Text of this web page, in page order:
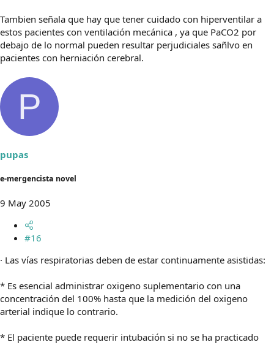
Tambien señala que hay que tener cuidado con hiperventilar a
estos pacientes con ventilación mecánica , ya que PaCO2 por
debajo de lo normal pueden resultar perjudiciales sañlvo en
pacientes con herniación cerebral.
P
pupas
e-mergencista novel
9 May 2005
#16
· Las vías respiratorias deben de estar continuamente asistidas:
* Es esencial administrar oxigeno suplementario con una
concentración del 100% hasta que la medición del oxigeno
arterial indique lo contrario.
* El paciente puede requerir intubación si no se ha practicado